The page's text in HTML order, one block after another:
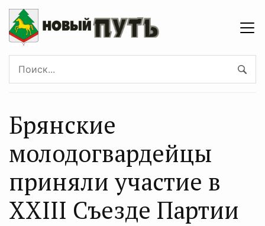
Брянские
молодогвардейцы
приняли участие в
XXIII Съезде Партии